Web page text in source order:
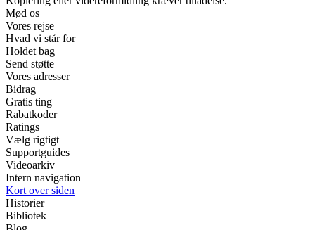
Mød os
Vores rejse
Hvad vi står for
Holdet bag
Send støtte
Vores adresser
Bidrag
Gratis ting
Rabatkoder
Ratings
Vælg rigtigt
Supportguides
Videoarkiv
Intern navigation
Kort over siden
Historier
Bibliotek